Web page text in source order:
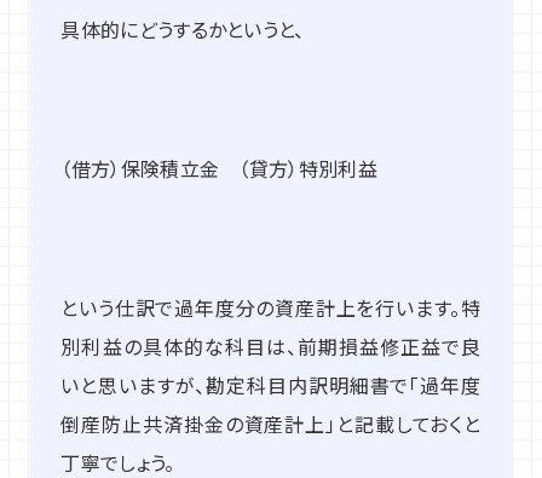
具体的にどうするかというと、
（借方）保険積立金 （貸方）特別利益
という仕訳で過年度分の資産計上を行います。特
別利益の具体的な科目は、前期損益修正益で良
いと思いますが、勘定科目内訳明細書で「過年度
倒産防止共済掛金の資産計上」と記載しておくと
丁寧でしょう。